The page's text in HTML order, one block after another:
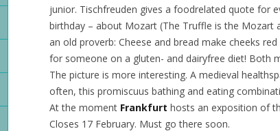
junior. Tischfreuden gives a foodrelated quote for
birthday – about Mozart (The Truffle is the Mozart
an old proverb: Cheese and bread make cheeks
for someone on a gluten- and dairyfree diet! Both
The picture is more interesting. A medieval
often, this promiscuus bathing and eating
At the moment Frankfurt hosts an exposition of
Closes 17 February. Must go there soon.